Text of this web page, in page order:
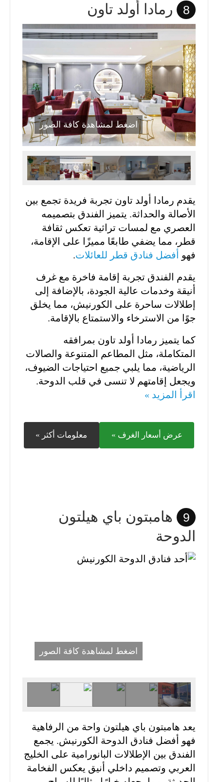
8 رمادا أولد تاون
اضغط لمشاهدة كافة الصور
يقدم رمادا أولد تاون تجربة فريدة تجمع بين
الأصالة والحداثة. يتميز الفندق بتصميمه
العصري مع لمسات تراثية تعكس ثقافة
قطر، مما يضفي طابعًا مميزًا على الإقامة،
فهو أفضل فنادق قطر للعائلات.
يقدم الفندق تجربة إقامة فاخرة مع غرف
أنيقة وخدمات عالية الجودة، بالإضافة إلى
إطلالات ساحرة على الكورنيش، مما يخلق
جوًا من الاسترخاء والاستمتاع بالإقامة.
كما يتميز رمادا أولد تاون بمرافقه
المتكاملة، مثل المطاعم المتنوعة والصالات
الرياضية، مما يلبي جميع احتياجات الضيوف،
ويجعل إقامتهم لا تنسى في قلب الدوحة.
اقرأ المزيد »
عرض أسعار الغرف » معلومات أكثر »
9
هامبتون باي هيلتون
الدوحة
اضغط لمشاهدة كافة الصور
يعد هامبتون باي هيلتون واحة من الرفاهية
فهو أفضل فنادق الدوحة الكورنيش. يجمع
الفندق بين الإطلالات البانورامية على الخليج
العربي وتصميم داخلي أنيق يعكس الفخامة